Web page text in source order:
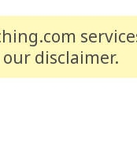
disclaimer.